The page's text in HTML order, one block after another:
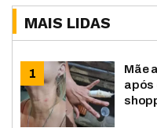
MAIS LIDAS
Mãe
após